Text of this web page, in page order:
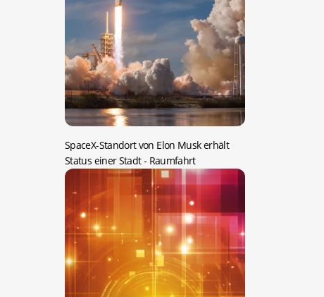
SpaceX-Standort von Elon Musk erhält
Status einer Stadt- Raumfahrt